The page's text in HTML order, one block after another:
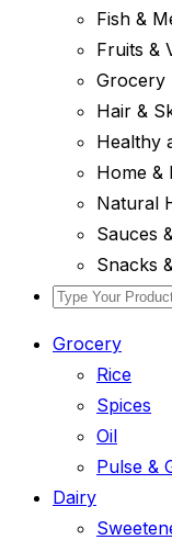
Fish &
Fruits &
Grocery
Hair &
Healthy
Home &
Natural
Sauces
Snacks
Grocery
Rice
Spices
Oil
Pulse &
Dairy